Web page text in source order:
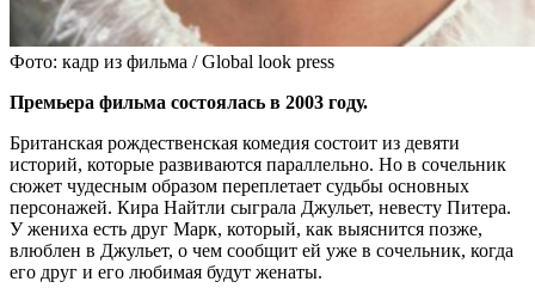
Фото: кадр из фильма / Global look press
Премьера фильма состоялась в 2003 году.
Британская рождественская комедия состоит из девяти
историй, которые развиваются параллельно. Но в сочельник
сюжет чудесным образом переплетает судьбы основных
персонажей. Кира Найтли сыграла Джульет, невесту Питера.
У жениха есть друг Марк, который, как выяснится позже,
влюблен в Джульет, о чем сообщит ей уже в сочельник, когда
его друг и его любимая будут женаты.